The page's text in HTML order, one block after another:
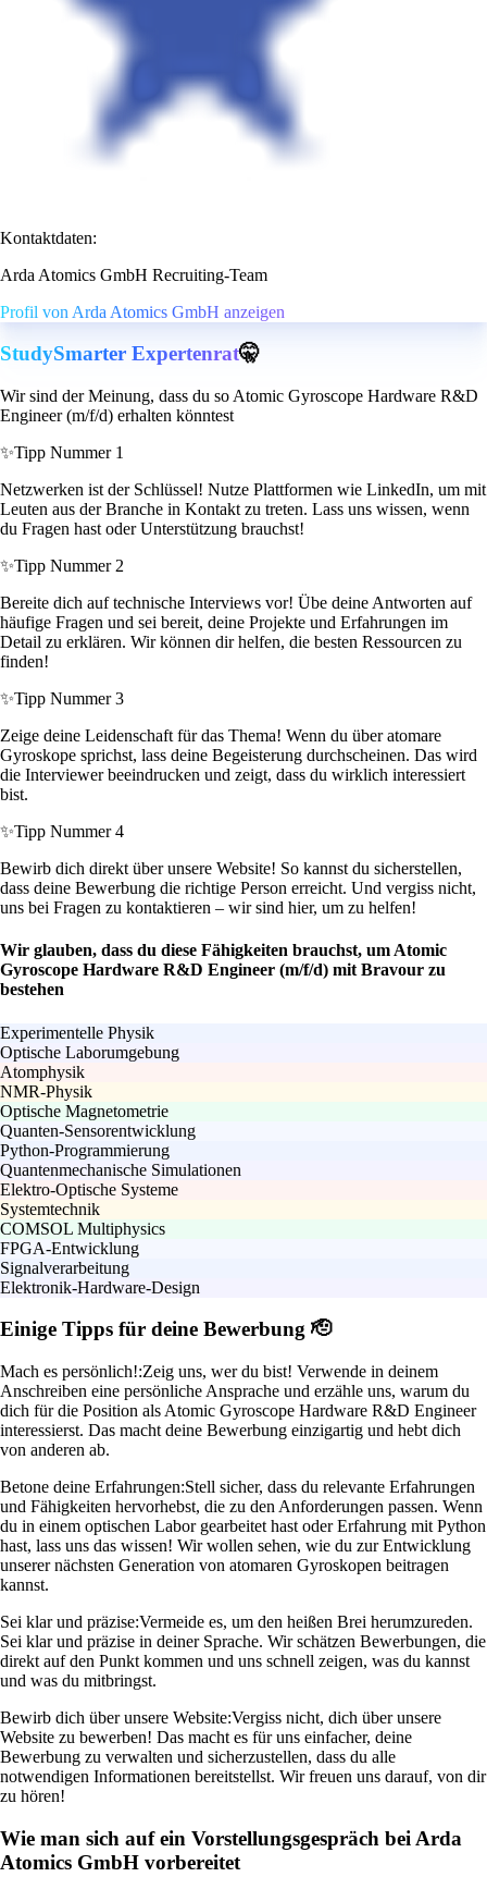
Kontaktdaten:
Arda Atomics GmbH Recruiting-Team
Profil von Arda Atomics GmbH anzeigen
StudySmarter Expertenrat🤫
Wir sind der Meinung, dass du so Atomic Gyroscope Hardware R&D
Engineer (m/f/d) erhalten könntest
✨Tipp Nummer 1
Netzwerken ist der Schlüssel! Nutze Plattformen wie LinkedIn, um mit
Leuten aus der Branche in Kontakt zu treten. Lass uns wissen, wenn
du Fragen hast oder Unterstützung brauchst!
✨Tipp Nummer 2
Bereite dich auf technische Interviews vor! Übe deine Antworten auf
häufige Fragen und sei bereit, deine Projekte und Erfahrungen im
Detail zu erklären. Wir können dir helfen, die besten Ressourcen zu
finden!
✨Tipp Nummer 3
Zeige deine Leidenschaft für das Thema! Wenn du über atomare
Gyroskope sprichst, lass deine Begeisterung durchscheinen. Das wird
die Interviewer beeindrucken und zeigt, dass du wirklich interessiert
bist.
✨Tipp Nummer 4
Bewirb dich direkt über unsere Website! So kannst du sicherstellen,
dass deine Bewerbung die richtige Person erreicht. Und vergiss nicht,
uns bei Fragen zu kontaktieren – wir sind hier, um zu helfen!
Wir glauben, dass du diese Fähigkeiten brauchst, um Atomic
Gyroscope Hardware R&D Engineer (m/f/d) mit Bravour zu
bestehen
Experimentelle Physik
Optische Laborumgebung
Atomphysik
NMR-Physik
Optische Magnetometrie
Quanten-Sensorentwicklung
Python-Programmierung
Quantenmechanische Simulationen
Elektro-Optische Systeme
Systemtechnik
COMSOL Multiphysics
FPGA-Entwicklung
Signalverarbeitung
Elektronik-Hardware-Design
Einige Tipps für deine Bewerbung 🫡
Mach es persönlich!:Zeig uns, wer du bist! Verwende in deinem
Anschreiben eine persönliche Ansprache und erzähle uns, warum du
dich für die Position als Atomic Gyroscope Hardware R&D Engineer
interessierst. Das macht deine Bewerbung einzigartig und hebt dich
von anderen ab.
Betone deine Erfahrungen:Stell sicher, dass du relevante Erfahrungen
und Fähigkeiten hervorhebst, die zu den Anforderungen passen. Wenn
du in einem optischen Labor gearbeitet hast oder Erfahrung mit Python
hast, lass uns das wissen! Wir wollen sehen, wie du zur Entwicklung
unserer nächsten Generation von atomaren Gyroskopen beitragen
kannst.
Sei klar und präzise:Vermeide es, um den heißen Brei herumzureden.
Sei klar und präzise in deiner Sprache. Wir schätzen Bewerbungen, die
direkt auf den Punkt kommen und uns schnell zeigen, was du kannst
und was du mitbringst.
Bewirb dich über unsere Website:Vergiss nicht, dich über unsere
Website zu bewerben! Das macht es für uns einfacher, deine
Bewerbung zu verwalten und sicherzustellen, dass du alle
notwendigen Informationen bereitstellst. Wir freuen uns darauf, von dir
zu hören!
Wie man sich auf ein Vorstellungsgespräch bei Arda
Atomics GmbH vorbereitet